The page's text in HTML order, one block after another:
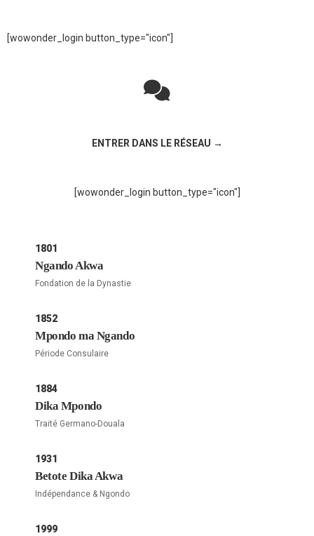
[wowonder_login button_type="icon"]
ENTRER DANS LE RÉSEAU →
[wowonder_login button_type="icon"]
1801
Ngando Akwa
Fondation de la Dynastie
1852
Mpondo ma Ngando
Période Consulaire
1884
Dika Mpondo
Traité Germano-Douala
1931
Betote Dika Akwa
Indépendance & Ngondo
1999